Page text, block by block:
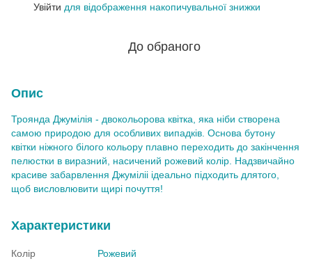
Увійти для відображення накопичувальної знижки
До обраного
Опис
Троянда Джумілія - двокольорова квітка, яка ніби створена
самою природою для особливих випадків. Основа бутону
квітки ніжного білого кольору плавно переходить до закінчення
пелюстки в виразний, насичений рожевий колір. Надзвичайно
красиве забарвлення Джуміліі ідеально підходить длятого,
щоб висловлювити щирі почуття!
Характеристики
Колір Рожевий